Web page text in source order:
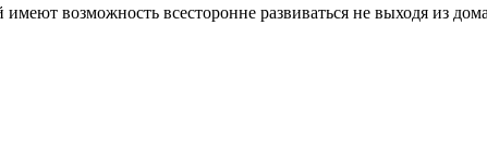
возможность всесторонне развиваться не выходя из